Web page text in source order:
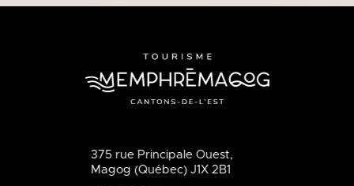
375 rue Principale Ouest,
Magog (Québec) J1X 2B1